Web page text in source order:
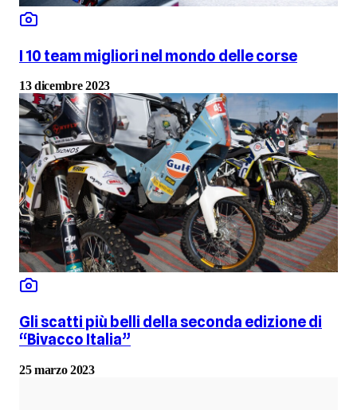
I 10 team migliori nel mondo delle corse
13 dicembre 2023
Gli scatti più belli della seconda edizione di
“Bivacco Italia”
25 marzo 2023